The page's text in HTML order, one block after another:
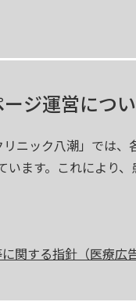
ジ運営につ
ニック八潮」では
ます。これにより
関する指針（医療広